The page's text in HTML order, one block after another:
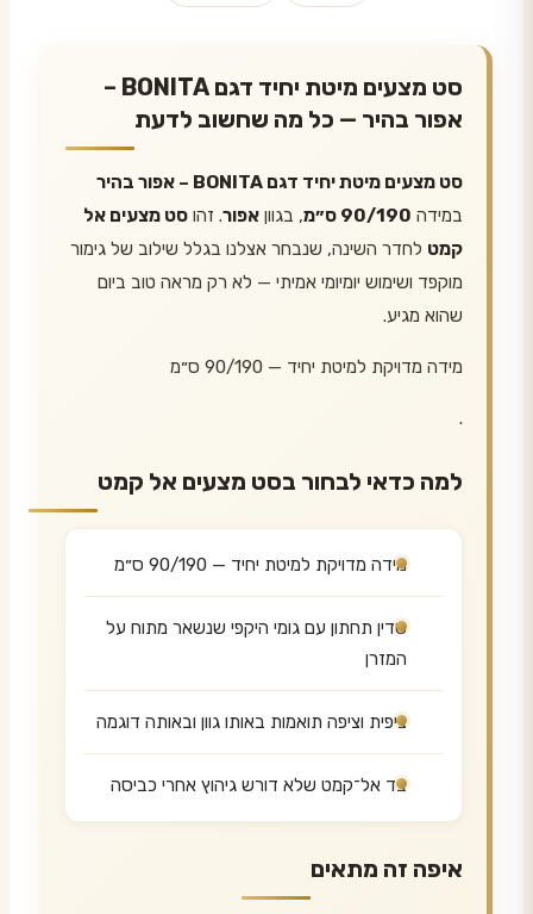
סט מצעים מיטת יחיד דגם BONITA –
אפור בהיר — כל מה שחשוב לדעת
סט מצעים מיטת יחיד דגם BONITA – אפור בהיר
במידה 90/190 ס״מ , בגוון אפור. זהו סט מצעים אל
קמט לחדר השינה, שנבחר אצלנו בגלל שילוב של גימור
מוקפד ושימוש יומיומי אמיתי — לא רק מראה טוב ביום
שהוא מגיע.
מידה מדויקת למיטת יחיד — 90/190 ס״מ
.
למה כדאי לבחור בסט מצעים אל קמט
מידה מדויקת למיטת יחיד — 90/190 ס״מ
סדין תחתון עם גומי היקפי שנשאר מתוח על
המזרן
ציפית וציפה תואמות באותו גוון ובאותה דוגמה
בד אל־קמט שלא דורש גיהוץ אחרי כביסה
איפה זה מתאים